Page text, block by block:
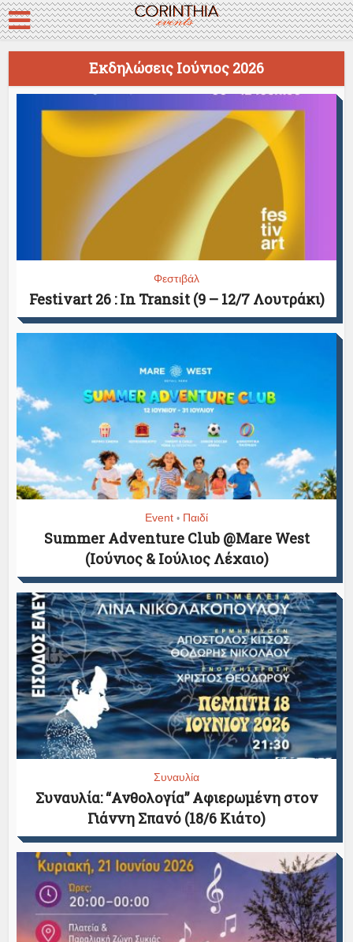
Εκδηλώσεις Ιούνιος 2026
Φεστιβάλ
Festivart 26 : In Transit (9 – 12/7 Λουτράκι)
Event • Παιδί
Summer Adventure Club @Mare West
(Ιούνιος & Ιούλιος Λέχαιο)
Συναυλία
Συναυλία: “Ανθολογία” Αφιερωμένη στον
Γιάννη Σπανό (18/6 Κιάτο)